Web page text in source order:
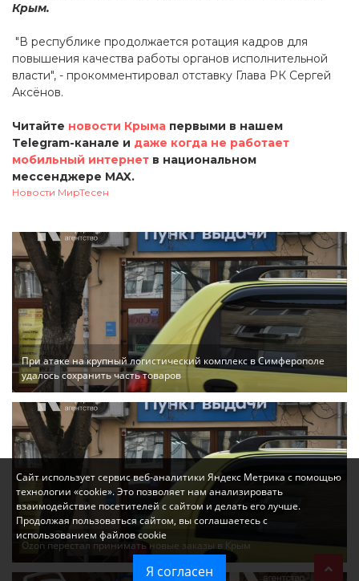
Крым.
"В республике продолжается ротация кадров для
повышения качества работы органов исполнительной
власти", - прокомментировал отставку Глава РК Сергей
Аксёнов.
Читайте новости Крыма первыми в нашем
Telegram-канале и даже когда не работает
мобильный интернет в национальном
мессенджере MAX.
Новости МирТесен
При атаке на крупный логистический комплекс в Симферополе
удалось сохранить часть товаров
Ozon перестал принимать новые заказы в Крым
Сайт использует сервис веб-аналитики Яндекс Метрика с помощью
технологии «cookie». Это позволяет нам анализировать
взаимодействие посетителей с сайтом и делать его лучше.
Продолжая пользоваться сайтом, вы соглашаетесь с
использованием файлов cookie
Я согласен